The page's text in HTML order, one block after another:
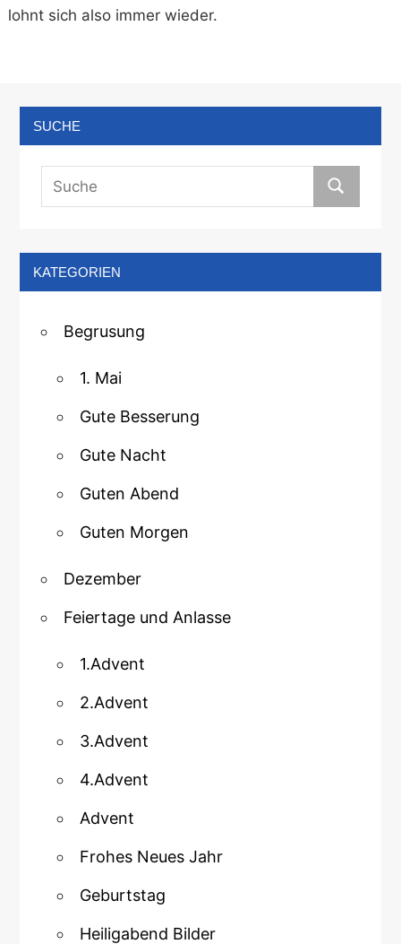
lohnt sich also immer wieder.
SUCHE
KATEGORIEN
Begrusung
1. Mai
Gute Besserung
Gute Nacht
Guten Abend
Guten Morgen
Dezember
Feiertage und Anlasse
1.Advent
2.Advent
3.Advent
4.Advent
Advent
Frohes Neues Jahr
Geburtstag
Heiligabend Bilder